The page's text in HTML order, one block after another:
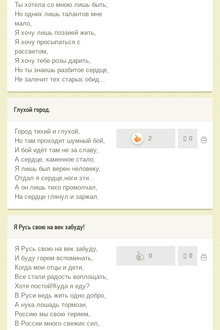
Ты хотела со мною лишь быть,
Но одних лишь талантов мне
мало,
Я хочу лишь поэзией жить,
Я хочу просыпаться с
рассветом,
Я хочу тебе розы дарить,
Но ты знаешь разбитое сердце,
Не залечит тех старых обид...
Глухой город.
Город тихий и глухой,
Но там проходит шумный бой,
И бой идёт там не за славу,
А сердце, каменное стало,
Я лишь был верен человеку,
Отдал я сердце,ноги эти...
А он лишь тихо промолчал,
На сердце глянул и заржал.
2 0
Я Русь свою на век забуду!
Я Русь свою на век забуду,
И буду горем вспоминать,
Когда мои отцы и дети,
Все стали радость воплощать,
Хотя постой!Куда я еду?
В Руси ведь жить одно добро,
А нука лошадь тормози,
Россию мы свою теряем,
В России много свежих сил,
0 0